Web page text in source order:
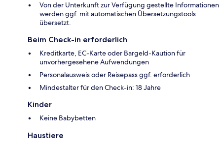
Von der Unterkunft zur Verfügung gestellte Informationen
werden ggf. mit automatischen Übersetzungstools
übersetzt.
Beim Check-in erforderlich
Kreditkarte, EC-Karte oder Bargeld-Kaution für
unvorhergesehene Aufwendungen
Personalausweis oder Reisepass ggf. erforderlich
Mindestalter für den Check-in: 18 Jahre
Kinder
Keine Babybetten
Haustiere